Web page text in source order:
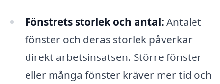
Fönstrets storlek och antal: Antalet
fönster och deras storlek påverkar
direkt arbetsinsatsen. Större fönster
eller många fönster kräver mer tid och